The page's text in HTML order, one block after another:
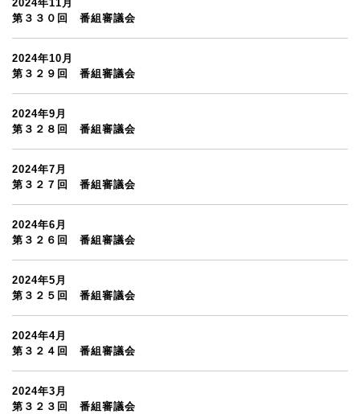
2024年11月
第３３０回 番組審議会
2024年10月
第３２９回 番組審議会
2024年9月
第３２８回 番組審議会
2024年7月
第３２７回 番組審議会
2024年6月
第３２６回 番組審議会
2024年5月
第３２５回 番組審議会
2024年4月
第３２４回 番組審議会
2024年3月
第３２３回 番組審議会